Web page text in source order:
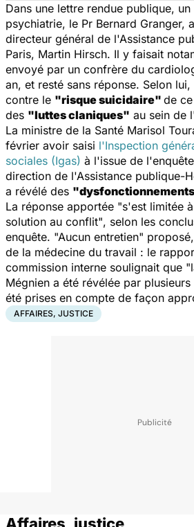
Dans une lettre rendue publique,
psychiatrie, le Pr Bernard Granger,
directeur général de l'Assistance
Paris, Martin Hirsch. Il y faisait
envoyé par un confrère du
an, et resté sans réponse. Selon
contre le "risque suicidaire" de
des "luttes claniques" au sein de
La ministre de la Santé Marisol
février avoir saisi l'Inspection
sociales (Igas) à l'issue de
direction de l'Assistance publique-
a révélé des
La réponse apportée "s'est limitée
solution au conflit", selon les
enquête. "Aucun entretien"
de la médecine du travail : le
commission interne soulignait que
Mégnien a été révélée par
été prises en compte de façon
AFFAIRES, JUSTICE